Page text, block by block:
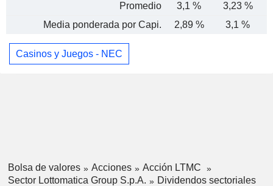
Promedio
3,1 % 3,23 %
Media ponderada por Capi.
2,89 % 3,1 %
Casinos y Juegos - NEC
Bolsa de valores Acciones
Acción LTMC
Sector Lottomatica Group S.p.A.
Dividendos sectoriales